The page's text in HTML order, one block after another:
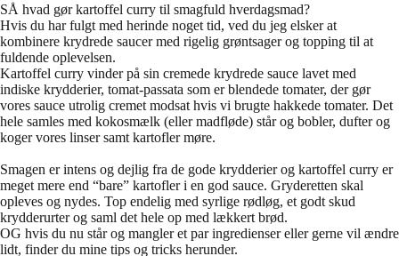
SÅ hvad gør kartoffel curry til smagfuld hverdagsmad?
Hvis du har fulgt med herinde noget tid, ved du jeg elsker at
kombinere krydrede saucer med rigelig grøntsager og topping til at
fuldende oplevelsen.
Kartoffel curry vinder på sin cremede krydrede sauce lavet med
indiske krydderier, tomat-passata som er blendede tomater, der gør
vores sauce utrolig cremet modsat hvis vi brugte hakkede tomater. Det
hele samles med kokosmælk (eller madfløde) står og bobler, dufter og
koger vores linser samt kartofler møre.
Smagen er intens og dejlig fra de gode krydderier og kartoffel curry er
meget mere end “bare” kartofler i en god sauce. Gryderetten skal
opleves og nydes. Top endelig med syrlige rødløg, et godt skud
krydderurter og saml det hele op med lækkert brød.
OG hvis du nu står og mangler et par ingredienser eller gerne vil ændre
lidt, finder du mine tips og tricks herunder.